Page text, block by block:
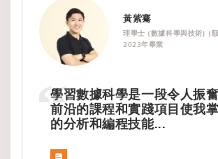
黃紫騫
理學士 (數據科學與技術) (
2023年畢業
學習數據科學是一段令人振奮
前沿的課程和實踐項目使我
的分析和編程技能...